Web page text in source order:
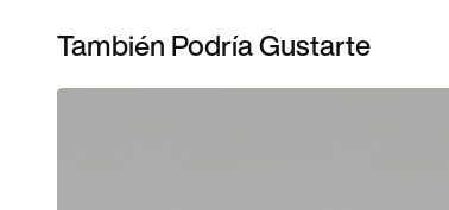
También Podría Gustarte